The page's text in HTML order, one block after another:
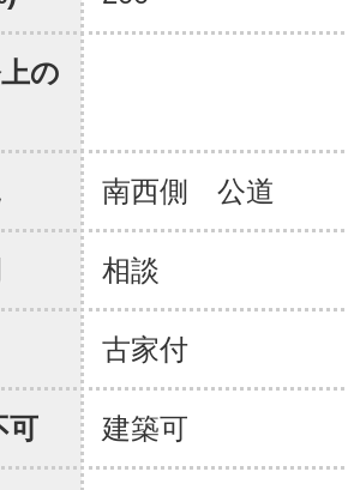
の
南西側 公道
相談
古家付
可 建築可